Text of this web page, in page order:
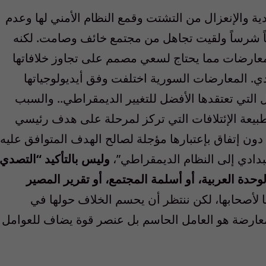
والإنعزال من التشتت وقمع النظام الأمني لها وعدم
شرساً ولقيت تجاهل من مجتمع خائف وصامت. لكنه
مما يحتاج لسعي مصمم على تجاوز خلافاتها
المعارضات السورية اختلفت وفق أيديولوجياتها
التي تعتقدها الأفضل للتغيير الديمقراطي.. والسبب
الإئتلافات التي تركز لمرحلة على هدف رئيسي
إتفاق بإعتبارها مؤجلة لصالح الهدف المتوافق عليه
إلى النظام الديمقراطي”، وليس بالتأكيد “التصدي
العربية، أو أسلمة المجتمع، أو تقرير المصير
لأصحابها، لكن ننتظر أن يحسم الخلاف حولها في
هو العامل الحاسم بل عنصر قوة يضاف للعوامل